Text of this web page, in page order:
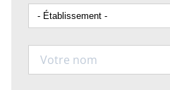
Etablissement